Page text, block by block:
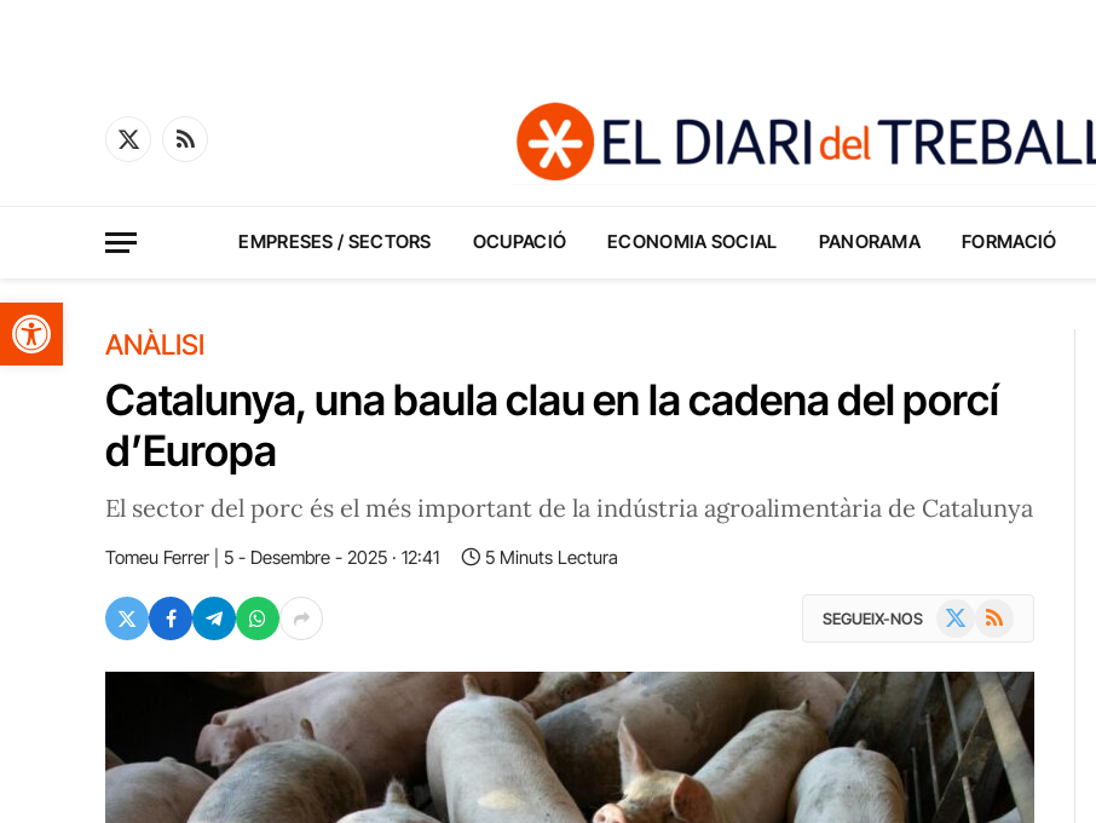
Obre la barra d'eines
X
RSS
EMPRESES / SECTORS OCUPACIÓ ECONOMIA SOCIAL PANORAMA FORMACIÓ
ANÀLISI
Catalunya, una baula clau en la cadena del porcí
d’Europa
El sector del porc és el més important de la indústria agroalimentària de Catalunya
Tomeu Ferrer 5 - Desembre - 2025 · 12:41 5 Minuts Lectura
SEGUEIX-NOS RSS